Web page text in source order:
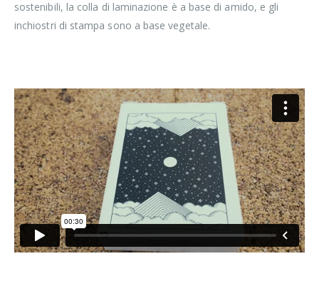
sostenibili, la colla di laminazione è a base di amido, e gli
inchiostri di stampa sono a base vegetale.